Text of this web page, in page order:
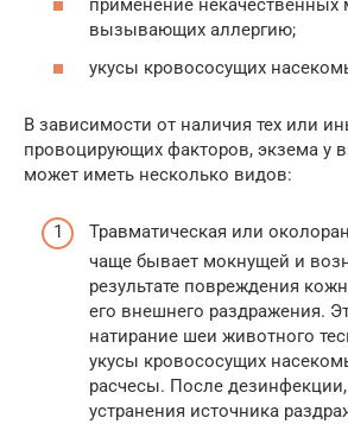
применение
вызывающих аллергию;
укусы кровососущих
В зависимости от наличия тех или
провоцирующих факторов, экзема у
может иметь несколько видов:
Травматическая или
чаще бывает мокнущей и
результате повреждения
его внешнего раздражения.
натирание шеи животного
укусы кровососущих
расчесы. После
устранения источника